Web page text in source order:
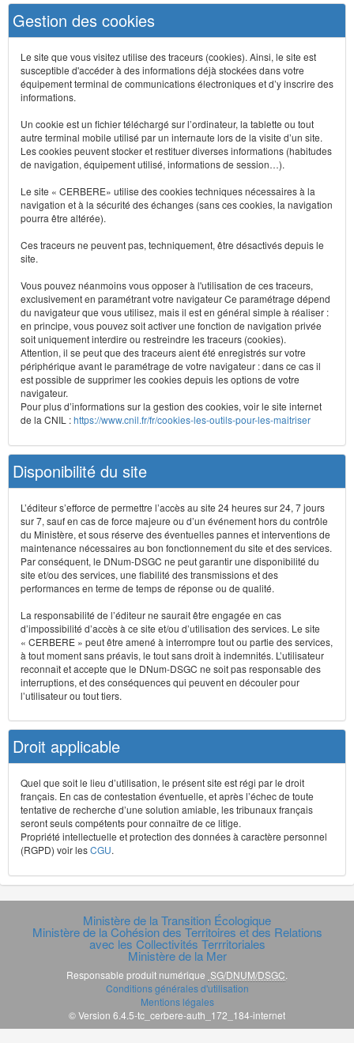
Gestion des cookies
Le site que vous visitez utilise des traceurs (cookies). Ainsi, le site est
susceptible d'accéder à des informations déjà stockées dans votre
équipement terminal de communications électroniques et d’y inscrire des
informations.
Un cookie est un fichier téléchargé sur l’ordinateur, la tablette ou tout
autre terminal mobile utilisé par un internaute lors de la visite d’un site.
Les cookies peuvent stocker et restituer diverses informations (habitudes
de navigation, équipement utilisé, informations de session…).
Le site « CERBERE» utilise des cookies techniques nécessaires à la
navigation et à la sécurité des échanges (sans ces cookies, la navigation
pourra être altérée).
Ces traceurs ne peuvent pas, techniquement, être désactivés depuis le
site.
Vous pouvez néanmoins vous opposer à l'utilisation de ces traceurs,
exclusivement en paramétrant votre navigateur Ce paramétrage dépend
du navigateur que vous utilisez, mais il est en général simple à réaliser :
en principe, vous pouvez soit activer une fonction de navigation privée
soit uniquement interdire ou restreindre les traceurs (cookies).
Attention, il se peut que des traceurs aient été enregistrés sur votre
périphérique avant le paramétrage de votre navigateur : dans ce cas il
est possible de supprimer les cookies depuis les options de votre
navigateur.
Pour plus d’informations sur la gestion des cookies, voir le site internet
de la CNIL :https://www.cnil.fr/fr/cookies-les-outils-pour-les-maitriser
Disponibilité du site
L’éditeur s’efforce de permettre l’accès au site 24 heures sur 24, 7 jours
sur 7, sauf en cas de force majeure ou d’un événement hors du contrôle
du Ministère, et sous réserve des éventuelles pannes et interventions de
maintenance nécessaires au bon fonctionnement du site et des services.
Par conséquent, le DNum-DSGC ne peut garantir une disponibilité du
site et/ou des services, une fiabilité des transmissions et des
performances en terme de temps de réponse ou de qualité.
La responsabilité de l’éditeur ne saurait être engagée en cas
d’impossibilité d’accès à ce site et/ou d’utilisation des services. Le site
« CERBERE » peut être amené à interrompre tout ou partie des services,
à tout moment sans préavis, le tout sans droit à indemnités. L’utilisateur
reconnaît et accepte que le DNum-DSGC ne soit pas responsable des
interruptions, et des conséquences qui peuvent en découler pour
l’utilisateur ou tout tiers.
Droit applicable
Quel que soit le lieu d’utilisation, le présent site est régi par le droit
français. En cas de contestation éventuelle, et après l’échec de toute
tentative de recherche d’une solution amiable, les tribunaux français
seront seuls compétents pour connaître de ce litige.
Propriété intellectuelle et protection des données à caractère personnel
(RGPD) voir lesCGU.
Ministère de la Transition Écologique
Ministère de la Cohésion des Territoires et des Relations
avec les Collectivités Terrritoriales
Ministère de la Mer
Responsable produit numérique SG/DNUM/DSGC
Conditions générales d'utilisation
Mentions légales
© Version 6.4.5-tc_cerbere-auth_172_184-internet